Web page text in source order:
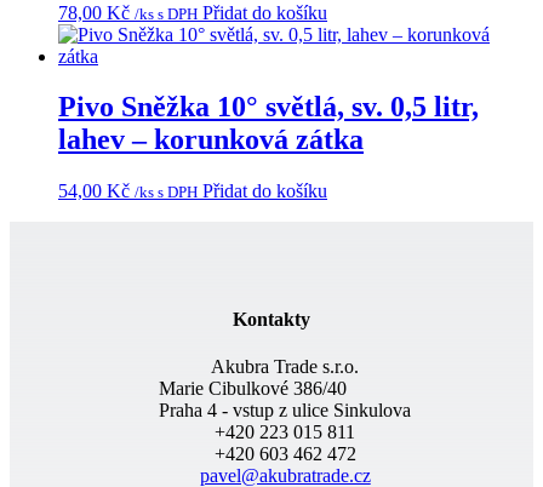
78,00 Kč /ks s DPH Přidat do košíku
Pivo Sněžka 10° světlá, sv. 0,5 litr,
lahev – korunková zátka
54,00 Kč /ks s DPH Přidat do košíku
Kontakty
Akubra Trade s.r.o.
Marie Cibulkové 386/40
Praha 4 - vstup z ulice Sinkulova
+420 223 015 811
+420 603 462 472
pavel@akubratrade.cz